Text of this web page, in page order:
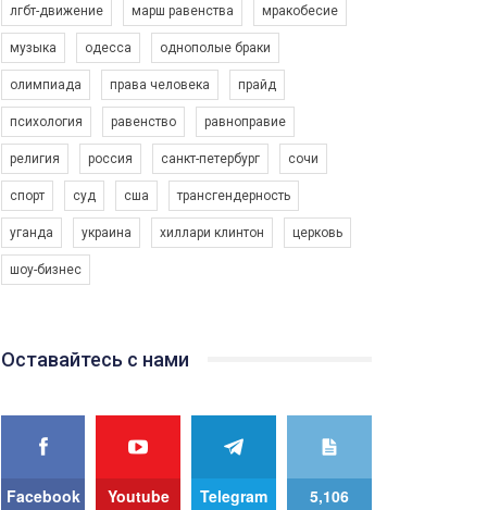
лгбт-движение марш равенства мракобесие
музыка одесса однополые браки
олимпиада права человека прайд
психология равенство равноправие
религия россия санкт-петербург сочи
спорт суд сша трансгендерность
уганда украина хиллари клинтон церковь
шоу-бизнес
Оставайтесь с нами
Facebook Youtube Telegram 5,106